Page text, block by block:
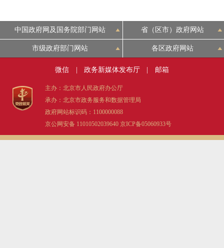
中国政府网及国务院部门网站 省（区市）政府网站
市级政府部门网站 各区政府网站
微信 政务新媒体发布厅 邮箱
主办：北京市人民政府办公厅
承办：北京市政务服务和数据管理局
政府网站标识码：1100000088
京公网安备 11010502039640 京ICP备05060933号